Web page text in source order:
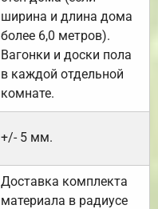
ширина и длина дома
более 6,0 метров).
Вагонки и доски пола
в каждой отдельной
комнате.
+/- 5 мм.
Доставка комплекта
материала в радиусе